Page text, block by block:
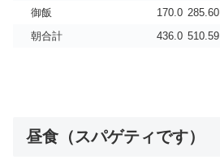
御飯
170.0 285.60
朝合計
436.0 510.59
昼食（スパゲティです）